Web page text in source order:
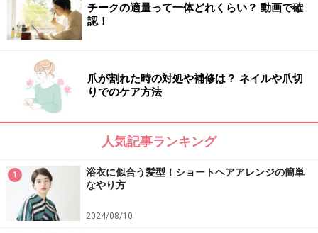
遊び心たっぷりの浴衣で元気よく！
【関連記事】
簡単！浴衣に似合うミディアムヘアスタイル・髪型
浴衣に合う髪型＆簡単へアアレンジのやり方
浴衣の髪型に！ くるりんぱベースの簡単ヘアアレンジ18
ミディアムの浴衣姿に！ルーズさがかわいいゆるお団子
チークの適量って一体どれくらい？ 動画で確
認！
爪が割れた時の対処や補修は？ ネイルや爪切
りでのケア方法
人気記事ランキング
1
浴衣に似合う髪型！ショートヘアアレンジの簡単
なやり方
2024/08/10